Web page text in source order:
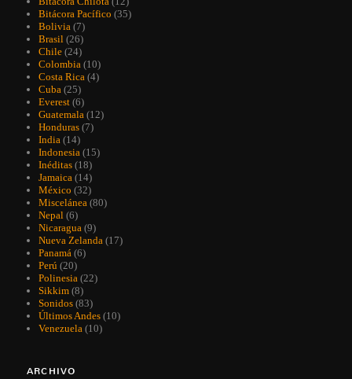
Bitácora Pacífico (35)
Bolivia (7)
Brasil (26)
Chile (24)
Colombia (10)
Costa Rica (4)
Cuba (25)
Everest (6)
Guatemala (12)
Honduras (7)
India (14)
Indonesia (15)
Inéditas (18)
Jamaica (14)
México (32)
Miscelánea (80)
Nepal (6)
Nicaragua (9)
Nueva Zelanda (17)
Panamá (6)
Perú (20)
Polinesia (22)
Sikkim (8)
Sonidos (83)
Últimos Andes (10)
Venezuela (10)
ARCHIVO